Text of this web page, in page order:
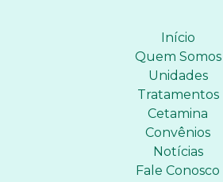
Início
Quem Somos
Unidades
Tratamentos
Cetamina
Convênios
Notícias
Fale Conosco